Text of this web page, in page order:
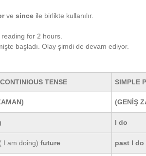
vesince ile birlikte kullanılır.
for 2 hours.
başladı. Olay şimdi de devam ediyor.
TENSE SIMPLE
(GENİŞ
I do
( I am doing) future past I